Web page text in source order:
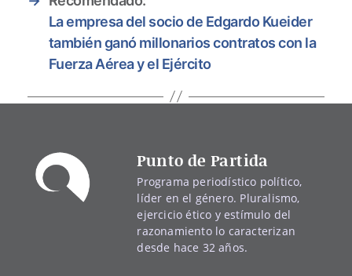
La empresa del socio de Edgardo Kueider
también ganó millonarios contratos con la
Fuerza Aérea y el Ejército
Punto de Partida
Programa periodístico político,
líder en el género. Pluralismo,
ejercicio ético y estímulo del
razonamiento lo caracterizan
desde hace 32 años.